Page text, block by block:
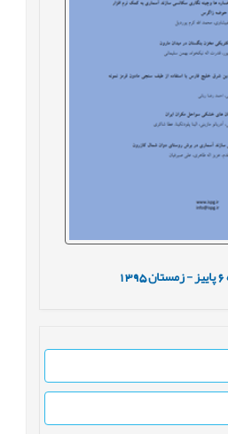
پاییز - زمستان1395